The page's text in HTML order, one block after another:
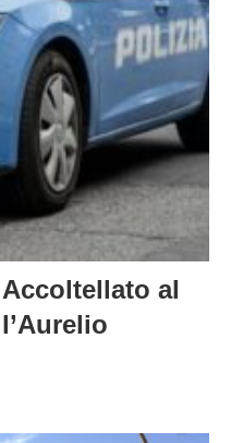
al